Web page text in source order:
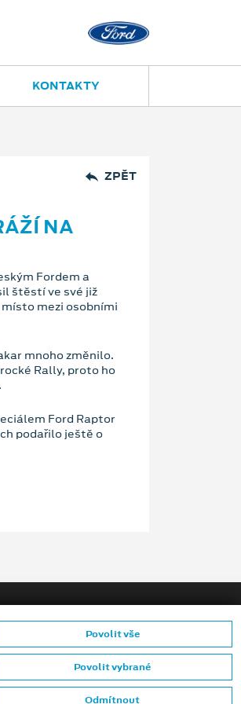
Ostrava - Vítkovice
KONTAKTY
ZPĚT
NA
Fordem a
štěstí ve své již
mezi osobními
mnoho změnilo.
Rally, proto ho
Ford Raptor
podařilo ještě o
Odmítnout
Povolit vybrané
Povolit vše